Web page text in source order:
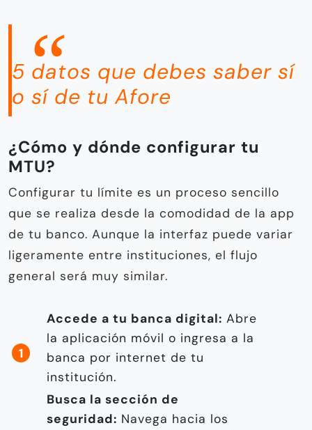
5 datos que debes saber sí
o sí de tu Afore
¿Cómo y dónde configurar tu
MTU?
Configurar tu límite es un proceso sencillo
que se realiza desde la comodidad de la app
de tu banco. Aunque la interfaz puede variar
ligeramente entre instituciones, el flujo
general será muy similar.
Accede a tu banca digital: Abre
la aplicación móvil o ingresa a la
banca por internet de tu
institución.
Busca la sección de
seguridad: Navega hacia los